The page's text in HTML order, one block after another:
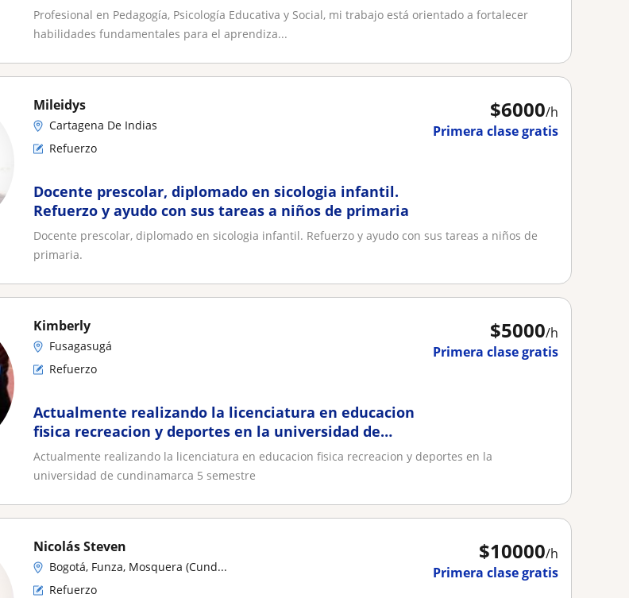
Profesional en Pedagogía, Psicología Educativa y Social, mi trabajo está orientado a fortalecer
habilidades fundamentales para el aprendiza...
$6000/h
Primera clase gratis
Mileidys
Cartagena De Indias
Refuerzo
Docente prescolar, diplomado en sicologia infantil.
Refuerzo y ayudo con sus tareas a niños de primaria
Docente prescolar, diplomado en sicologia infantil. Refuerzo y ayudo con sus tareas a niños de
primaria.
$5000/h
Primera clase gratis
Kimberly
Fusagasugá
Refuerzo
Actualmente realizando la licenciatura en educacion
fisica recreacion y deportes en la universidad de
cundinamarca 5 semestre
Actualmente realizando la licenciatura en educacion fisica recreacion y deportes en la
universidad de cundinamarca 5 semestre
$10000/h
Primera clase gratis
Nicolás Steven
Bogotá, Funza, Mosquera (Cund...
Refuerzo